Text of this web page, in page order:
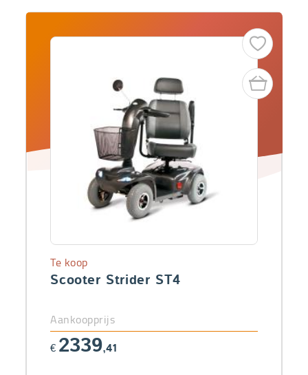
Scooter Strider ST4
Te koop
Aankoopprijs
€ 2339,41